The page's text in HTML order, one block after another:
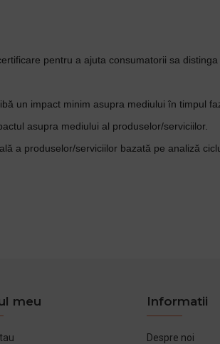
pentru a ajuta consumatorii sa
un impact minim asupra mediului în timpul
asupra mediului al produselor/serviciilor.
a produselor/serviciilor bazată pe analiză
meu Informatii
Despre noi